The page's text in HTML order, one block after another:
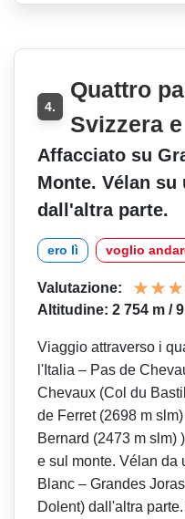
4.
Quattro
Svizzera
Affacciato su
Monte. Vélan
dall'altra parte.
ero lì voglio
Valutazione:
Altitudine: 2 754 m /
Viaggio attraverso i
l'Italia – Pas de
Chevaux (Col du
de Ferret (2698 m
Bernard (2473 m slm)
e sul monte. Vélan da
Blanc – Grandes
Dolent) dall'altra